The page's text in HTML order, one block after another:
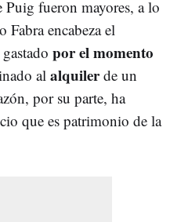
fueron mayores, a lo
encabeza el
por el momento
al alquilerde un
por su parte, ha
que es patrimonio de la